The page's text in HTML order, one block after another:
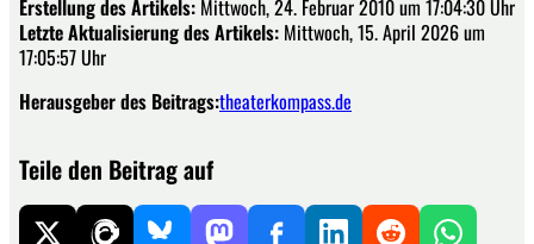
Erstellung des Artikels: Mittwoch, 24. Februar 2010 um 17:04:30 Uhr
Letzte Aktualisierung des Artikels: Mittwoch, 15. April 2026 um
17:05:57 Uhr
Herausgeber des Beitrags:theaterkompass.de
Teile den Beitrag auf